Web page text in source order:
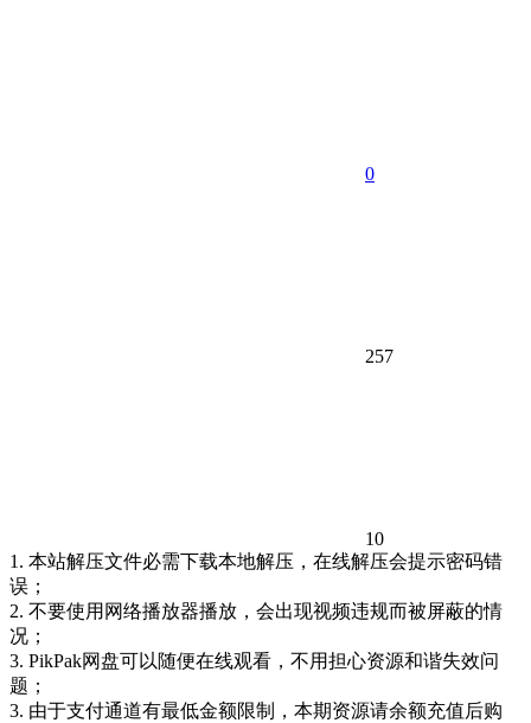
0
257
10
1. 本站解压文件必需下载本地解压，在线解压会提示密码错
误；
2. 不要使用网络播放器播放，会出现视频违规而被屏蔽的情
况；
3. PikPak网盘可以随便在线观看，不用担心资源和谐失效问
题；
3. 由于支付通道有最低金额限制，本期资源请余额充值后购